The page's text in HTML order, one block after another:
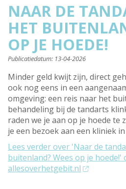
NAAR DE
HET
OP JE HOEDE!
Publicatiedatum: 13-04-2026
Minder geld kwijt zijn, direct
ook nog eens in een
omgeving: een reis naar het
behandeling bij de tandarts
raden we je aan op je hoede te
je een bezoek aan een kliniek
Lees verderover 'Naar de
buitenland? Wees op je hoede!'
allesoverhetgebit.nl